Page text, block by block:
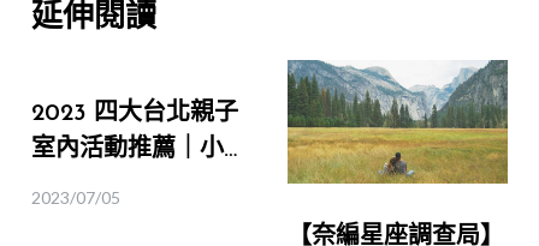
延伸閱讀
2023 四大台北親子
室內活動推薦｜小孩
2023/07/05
【奈編星座調查局】